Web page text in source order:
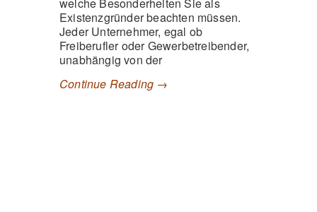
Existenzgründer beachten müssen.
Jeder Unternehmer, egal ob
Freiberufler oder Gewerbetreibender,
unabhängig von der
Continue Reading →